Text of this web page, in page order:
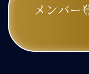
メンバー